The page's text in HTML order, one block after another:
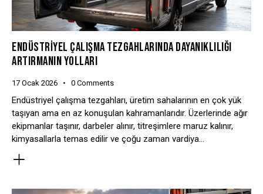
ENDÜSTRIYEL ÇALIŞMA TEZGAHLARINDA DAYANIKLILIĞI
ARTIRMANIN YOLLARI
17 Ocak 2026 0 Comments
Endüstriyel çalışma tezgahları, üretim sahalarının en çok yük
taşıyan ama en az konuşulan kahramanlarıdır. Üzerlerinde ağır
ekipmanlar taşınır, darbeler alınır, titreşimlere maruz kalınır,
kimyasallarla temas edilir ve çoğu zaman vardiya…